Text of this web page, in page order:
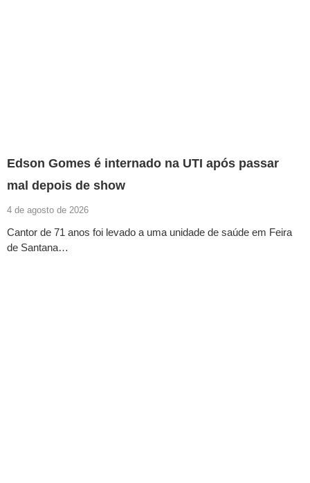
Edson Gomes é internado na UTI após passar
mal depois de show
4 de agosto de 2026
Cantor de 71 anos foi levado a uma unidade de saúde em Feira
de Santana…